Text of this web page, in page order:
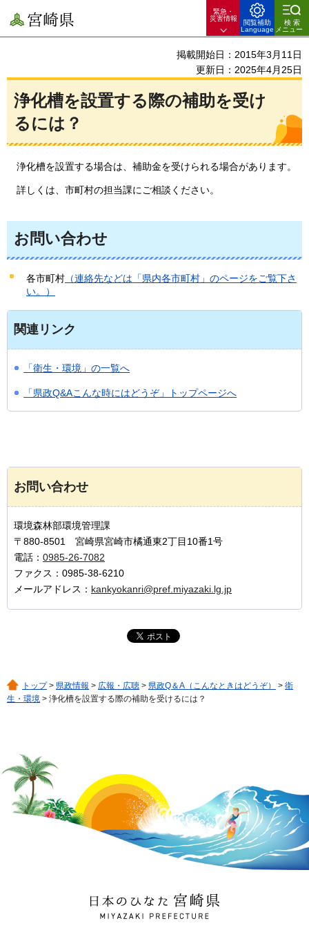
宮崎県
緊急・
災害情報
閲覧補助
Language
検索
メニュー
掲載開始日：2015年3月11日
更新日：2025年4月25日
浄化槽を設置する際の補助を受け
るには？
浄化槽を設置する場合は、補助金を受けられる場合があります。
詳しくは、 市町村の担当課にご相談ください。
お問い合わせ
各市町村 （連絡先などは「県内各市町村」のページをご覧下さ
い。）
関連リンク
「衛生・環境」の一覧へ
「県政Q&Aこんな時にはどうぞ」トップページへ
お問い合わせ
環境森林部環境管理課
〒880-8501 宮崎県宮崎市橘通東2丁目10番1号
電話： 0985-26-7082
ファクス：0985-38-6210
メールアドレス： kankyokanri@pref.miyazaki.lg.jp
トップ> 県政情報 > 広報・広聴 > 県政Q＆A（こんなときはどうぞ） > 衛
生・環境 > 浄化槽を設置する際の補助を受けるには？
日本のひなた 宮崎県
MIYAZAKI PREFECTURE